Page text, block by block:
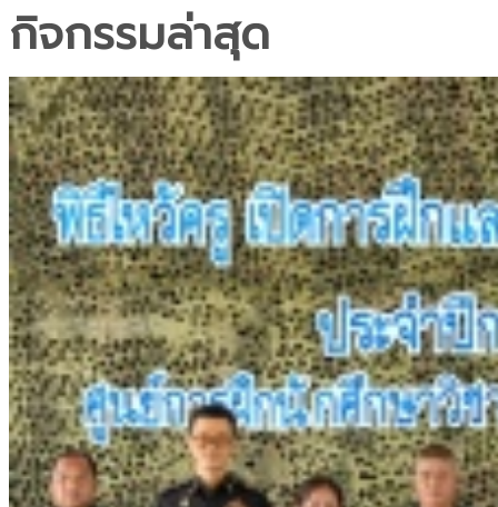
กิจกรรมล่าสุด